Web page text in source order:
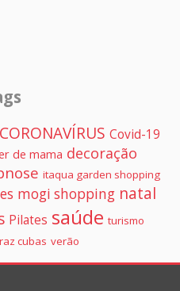
CORONAVÍRUS Covid-19
de mama decoração
itaqua garden shopping
mogi shopping natal
Pilates saúde turismo
cubas verão